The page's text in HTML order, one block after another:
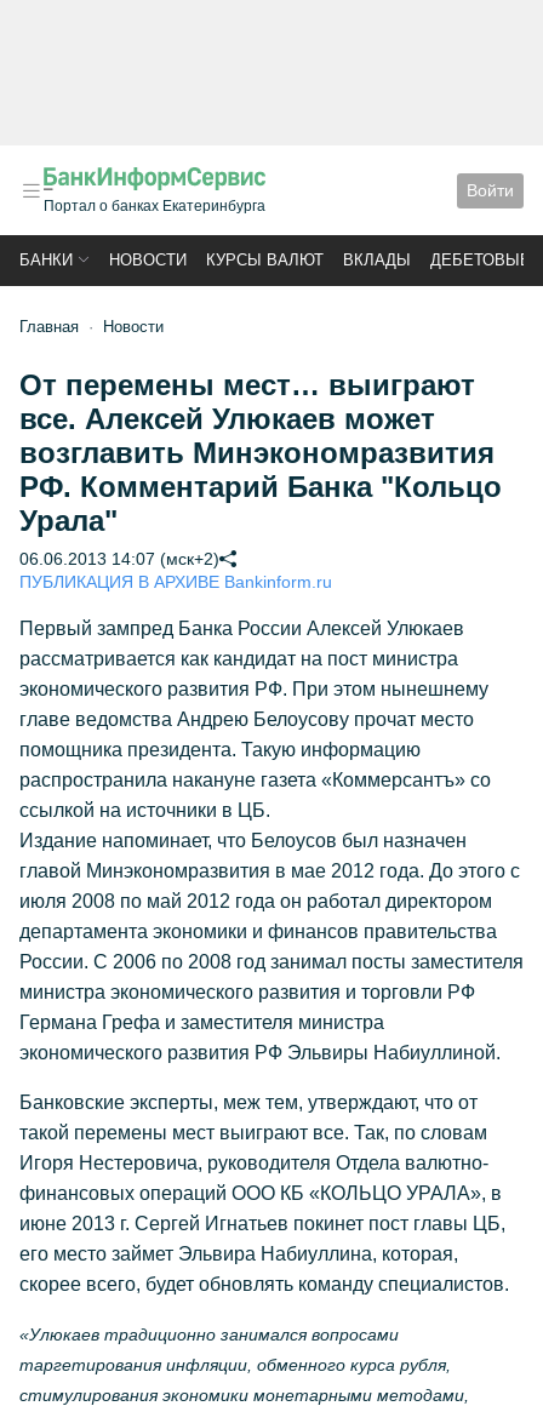
Портал о банках Екатеринбурга
Войти
БАНКИ НОВОСТИ КУРСЫ ВАЛЮТ ВКЛАДЫ ДЕБЕТОВЫЕ
Главная Новости
От перемены мест… выиграют
все. Алексей Улюкаев может
возглавить Минэкономразвития
РФ. Комментарий Банка "Кольцо
Урала"
06.06.2013 14:07 (мск+2)
ПУБЛИКАЦИЯ В АРХИВЕ Bankinform.ru
Первый зампред Банка России Алексей Улюкаев
рассматривается как кандидат на пост министра
экономического развития РФ. При этом нынешнему
главе ведомства Андрею Белоусову прочат место
помощника президента. Такую информацию
распространила накануне газета «Коммерсантъ» со
ссылкой на источники в ЦБ.
Издание напоминает, что Белоусов был назначен
главой Минэкономразвития в мае 2012 года. До этого с
июля 2008 по май 2012 года он работал директором
департамента экономики и финансов правительства
России. С 2006 по 2008 год занимал посты заместителя
министра экономического развития и торговли РФ
Германа Грефа и заместителя министра
экономического развития РФ Эльвиры Набиуллиной.
Банковские эксперты, меж тем, утверждают, что от
такой перемены мест выиграют все. Так, по словам
Игоря Нестеровича, руководителя Отдела валютно-
финансовых операций ООО КБ «КОЛЬЦО УРАЛА», в
июне 2013 г. Сергей Игнатьев покинет пост главы ЦБ,
его место займет Эльвира Набиуллина, которая,
скорее всего, будет обновлять команду специалистов.
«Улюкаев традиционно занимался вопросами
таргетирования инфляции, обменного курса рубля,
стимулирования экономики монетарными методами,